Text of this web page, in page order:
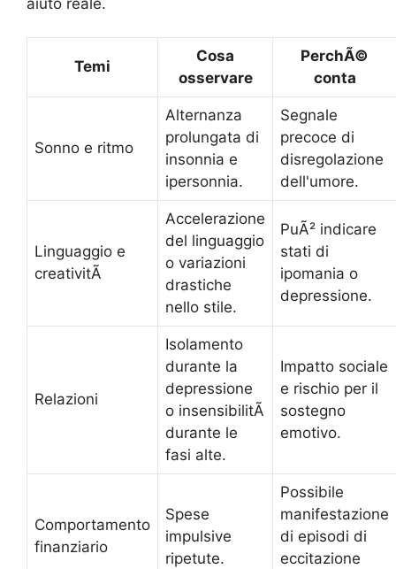
Temi
Cosa
osservare
PerchÃ©
conta
Sonno e ritmo
Alternanza
prolungata di
insonnia e
ipersonnia.
Segnale
precoce di
disregolazione
dell'umore.
Linguaggio e
creativitÃ
Accelerazione
del linguaggio
o variazioni
drastiche
nello stile.
PuÃ² indicare
stati di
ipomania o
depressione.
Relazioni
Isolamento
durante la
depressione
o insensibilitÃ
durante le
fasi alte.
Impatto sociale
e rischio per il
sostegno
emotivo.
Comportamento
finanziario
Spese
impulsive
ripetute.
Possibile
manifestazione
di episodi di
eccitazione